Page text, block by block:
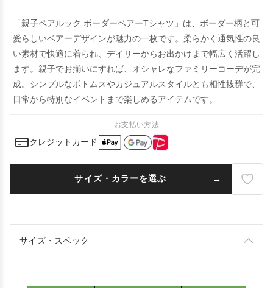
「親子ペアルック ボーダーベアーTシャツ」は、ボーダー柄と可
愛らしいベアーデザインが魅力の一枚です。柔らかく通気性の良
い素材で快適に着られ、デイリーからお出かけまで幅広く活躍し
ます。親子でお揃いにすれば、オシャレなファミリーコーデが完
成。シンプルなボトムスやカジュアルスタイルとも相性抜群で、
日常から特別なイベントまで楽しめるアイテムです。
お支払い方法
クレジットカード
サイズ・カラーを選ぶ
サイズ・スペック